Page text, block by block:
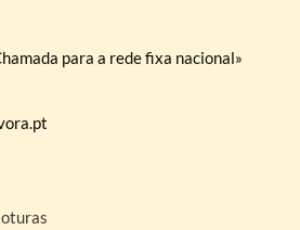
para a rede fixa nacional»